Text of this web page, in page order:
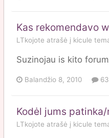
Kas rekomendavo
LTkojote atrašė į kicule
Suzinojau is kito
Balandžio 8, 2010 63
Kodėl jums
LTkojote atrašė į kicule